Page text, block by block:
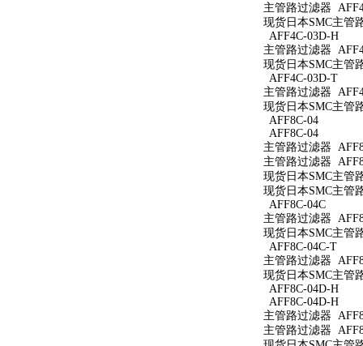
主管路过滤器
现货日本SMC主管
AFF4C-03D-H
主管路过滤器
现货日本SMC主管
AFF4C-03D-T
主管路过滤器
现货日本SMC主管
AFF8C-04
AFF8C-04
主管路过滤器
主管路过滤器
现货日本SMC主管
现货日本SMC主管
AFF8C-04C
主管路过滤器
现货日本SMC主管
AFF8C-04C-T
主管路过滤器
现货日本SMC主管
AFF8C-04D-H
AFF8C-04D-H
主管路过滤器
主管路过滤器